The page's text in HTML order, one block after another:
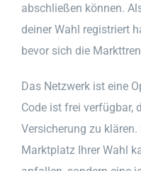
abschließen können.
deiner Wahl registriert
bevor sich die
Das Netzwerk ist eine
Code ist frei verfügbar,
Versicherung zu
Marktplatz Ihrer Wahl